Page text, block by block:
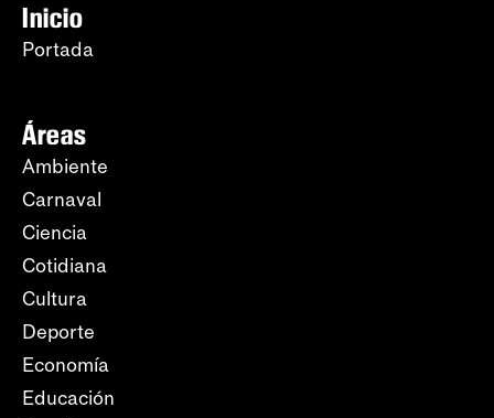
Inicio
Portada
Áreas
Ambiente
Carnaval
Ciencia
Cotidiana
Cultura
Deporte
Economía
Educación